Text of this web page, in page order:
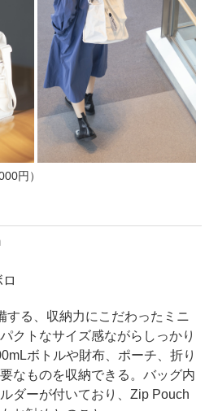
円）
る、収納力にこだわったミニ
クトなサイズ感ながらしっかり
ボトルや財布、ポーチ、折り
なものを収納できる。バッグ内
ダーが付いており、Zip Pouch